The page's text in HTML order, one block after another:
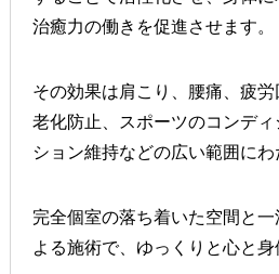
治癒力の働きを促進させます。
その効果は肩こり、 腰痛、疲労
老化防止、スポーツのコンディ
ション維持などの広い範囲にわ
完全個室の落ち着いた空間と
よる施術で、 ゆっくりと心と身